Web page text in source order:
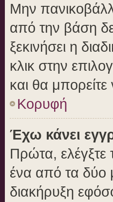
Μην
από την βάση
ξεκινήσει η
κλικ στην
και θα
Κορυφή
Έχω κάνει
Πρώτα, ελέγξτε
ένα από τα δύο
διακήρυξη